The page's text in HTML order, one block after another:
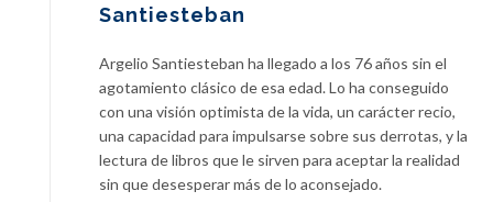
Santiesteban
Argelio Santiesteban ha llegado a los 76 años sin el
agotamiento clásico de esa edad. Lo ha conseguido
con una visión optimista de la vida, un carácter recio,
una capacidad para impulsarse sobre sus derrotas, y la
lectura de libros que le sirven para aceptar la realidad
sin que desesperar más de lo aconsejado.